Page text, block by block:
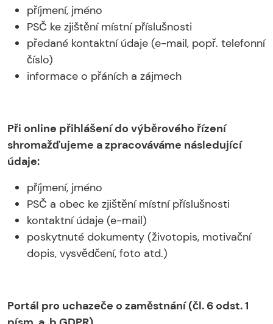
příjmení, jméno
PSČ ke zjištění místní příslušnosti
předané kontaktní údaje (e-mail, popř. telefonní
číslo)
informace o přáních a zájmech
Při online přihlášení do výběrového řízení
shromažďujeme a zpracováváme následující
údaje:
příjmení, jméno
PSČ a obec ke zjištění místní příslušnosti
kontaktní údaje (e-mail)
poskytnuté dokumenty (životopis, motivační
dopis, vysvědčení, foto atd.)
Portál pro uchazeče o zaměstnání (čl. 6 odst. 1